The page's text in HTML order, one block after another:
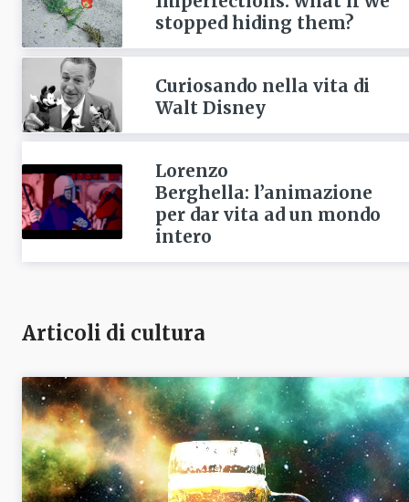
stopped hiding them?
Curiosando nella vita di
Walt Disney
Lorenzo
Berghella: l’animazione
per dar vita ad un mondo
intero
Articoli di cultura